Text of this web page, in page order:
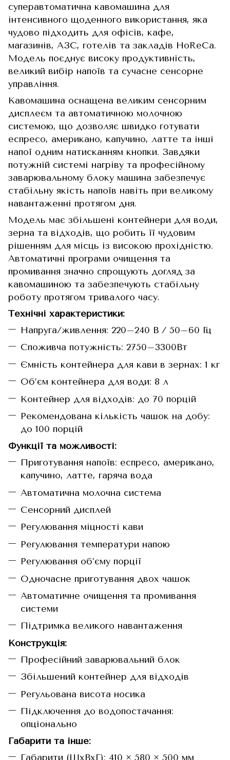
суперавтоматична кавомашина для
інтенсивного щоденного використання, яка
чудово підходить для офісів, кафе,
магазинів, АЗС, готелів та закладів HoReCa.
Модель поєднує високу продуктивність,
великий вибір напоїв та сучасне сенсорне
управління.
Кавомашина оснащена великим сенсорним
дисплеєм та автоматичною молочною
системою, що дозволяє швидко готувати
еспресо, американо, капучино, латте та інші
напої одним натисканням кнопки. Завдяки
потужній системі нагріву та професійному
заварювальному блоку машина забезпечує
стабільну якість напоїв навіть при великому
навантаженні протягом дня.
Модель має збільшені контейнери для води,
зерна та відходів, що робить її чудовим
рішенням для місць із високою прохідністю.
Автоматичні програми очищення та
промивання значно спрощують догляд за
кавомашиною та забезпечують стабільну
роботу протягом тривалого часу.
Технічні характеристики:
Напруга/живлення: 220–240 В / 50–60 Гц
Споживча потужність: 2750–3300Вт
Ємність контейнера для кави в зернах: 1 кг
Об’єм контейнера для води: 8 л
Контейнер для відходів: до 70 порцій
Рекомендована кількість чашок на добу:
до 100 порцій
Функції та можливості:
Приготування напоїв: еспресо, американо,
капучино, латте, гаряча вода
Автоматична молочна система
Сенсорний дисплей
Регулювання міцності кави
Регулювання температури напою
Регулювання об’єму порції
Одночасне приготування двох чашок
Автоматичне очищення та промивання
системи
Підтримка великого навантаження
Конструкція:
Професійний заварювальний блок
Збільшений контейнер для відходів
Регульована висота носика
Підключення до водопостачання:
опціонально
Габарити та інше:
Габарити (ШхВхГ): 410 × 580 × 500 мм